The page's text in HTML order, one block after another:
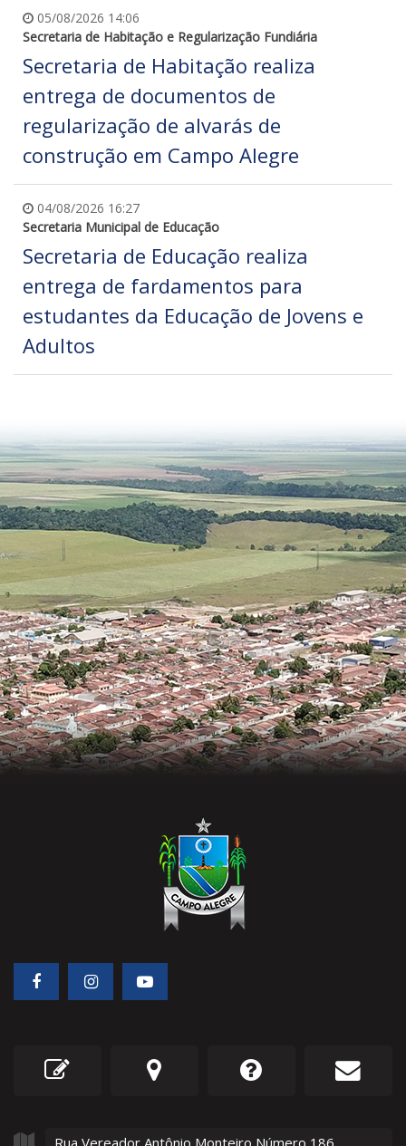
05/08/2026 14:06
Secretaria de Habitação e Regularização Fundiária
Secretaria de Habitação realiza
entrega de documentos de
regularização de alvarás de
construção em Campo Alegre
04/08/2026 16:27
Secretaria Municipal de Educação
Secretaria de Educação realiza
entrega de fardamentos para
estudantes da Educação de Jovens e
Adultos